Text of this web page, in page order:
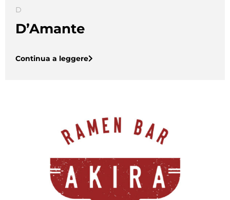
D
D’Amante
Continua a leggere